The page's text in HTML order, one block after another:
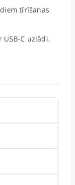
tīrīšanas
C uzlādi.